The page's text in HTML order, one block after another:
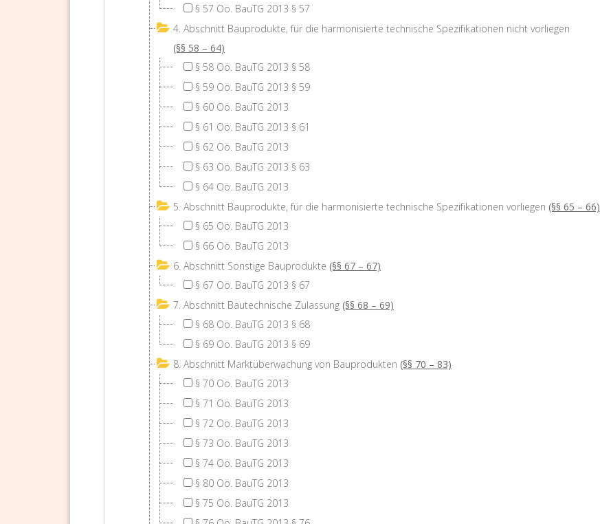
§ 57 Oö. BauTG 2013 § 57
4. Abschnitt Bauprodukte, für die harmonisierte technische Spezifikationen nicht vorliegen
(§§ 58 – 64)
§ 58 Oö. BauTG 2013 § 58
§ 59 Oö. BauTG 2013 § 59
§ 60 Oö. BauTG 2013
§ 61 Oö. BauTG 2013 § 61
§ 62 Oö. BauTG 2013
§ 63 Oö. BauTG 2013 § 63
§ 64 Oö. BauTG 2013
5. Abschnitt Bauprodukte, für die harmonisierte technische Spezifikationen vorliegen (§§ 65 – 66)
§ 65 Oö. BauTG 2013
§ 66 Oö. BauTG 2013
6. Abschnitt Sonstige Bauprodukte (§§ 67 – 67)
§ 67 Oö. BauTG 2013 § 67
7. Abschnitt Bautechnische Zulassung (§§ 68 – 69)
§ 68 Oö. BauTG 2013 § 68
§ 69 Oö. BauTG 2013 § 69
8. Abschnitt Marktüberwachung von Bauprodukten (§§ 70 – 83)
§ 70 Oö. BauTG 2013
§ 71 Oö. BauTG 2013
§ 72 Oö. BauTG 2013
§ 73 Oö. BauTG 2013
§ 74 Oö. BauTG 2013
§ 80 Oö. BauTG 2013
§ 75 Oö. BauTG 2013